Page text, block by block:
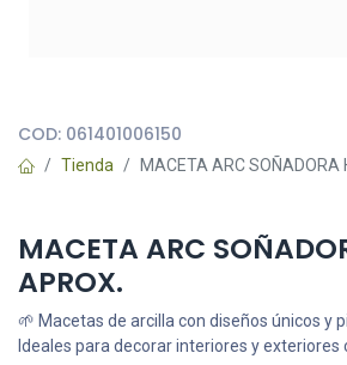
COD: 061401006150
Tienda MACETA ARC SOÑADORA
MACETA ARC
APROX.
🌱 Macetas de arcilla con diseños únicos y
Ideales para decorar interiores y exteriores